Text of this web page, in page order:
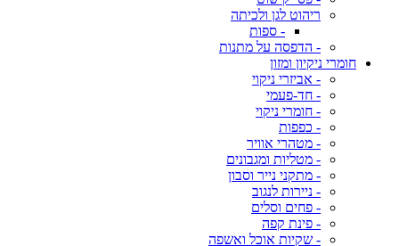
ריהוט לגן ולכיתה
- ספות
- הדפסה על מתנות
חומרי ניקיון ומזון
- אביזרי ניקוי
- חד-פעמי
- חומרי ניקוי
- כפפות
- מטהרי אוויר
- מטליות ומגבונים
- מתקני נייר וסבון
- ניירות לנגוב
- פחים וסלים
- פינת קפה
- שקיות אוכל ואשפה